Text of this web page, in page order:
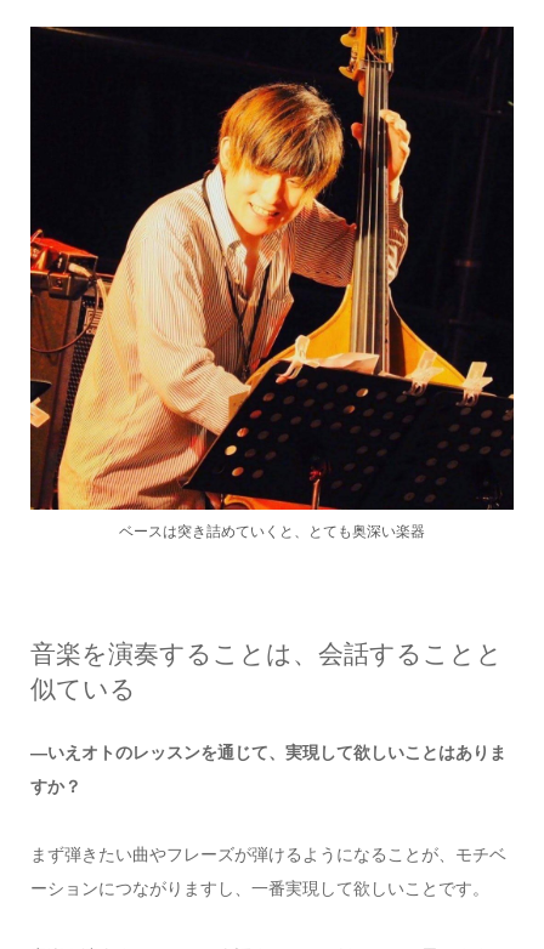
ベースは突き詰めていくと、とても奥深い楽器
音楽を演奏することは、会話することと
似ている
―いえオトのレッスンを通じて、実現して欲しいことはありま
すか？
まず弾きたい曲やフレーズが弾けるようになることが、モチベ
ーションにつながりますし、一番実現して欲しいことです。